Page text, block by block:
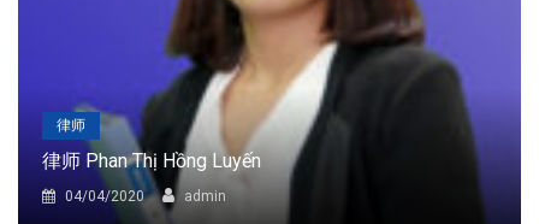
律师
律师 Phan Thị Hồng Luyến
04/04/2020 admin